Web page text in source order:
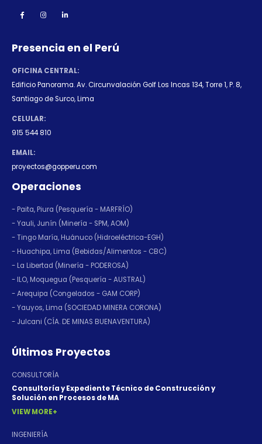
Presencia en el Perú
OFICINA CENTRAL:
Edificio Panorama. Av. Circunvalación Golf Los Incas 134, Torre 1, P. 8,
Santiago de Surco, Lima
CELULAR:
915 544 810
EMAIL:
proyectos@gopperu.com
Operaciones
- Paita, Piura (Pesquería - MARFRÍO)
- Yauli, Junín (Minería - SPM, AOM)
- Tingo María, Huánuco (Hidroeléctrica-EGH)
- Huachipa, Lima (Bebidas/Alimentos - CBC)
- La Libertad (Minería - PODEROSA)
- ILO, Moquegua (Pesquería - AUSTRAL)
- Arequipa (Congelados - GAM CORP)
- Yauyos, Lima (SOCIEDAD MINERA CORONA)
- Julcani (CÍA. DE MINAS BUENAVENTURA)
Últimos Proyectos
CONSULTORÍA
Consultoría y Expediente Técnico de Construcción y
Solución en Procesos de MA
VIEW MORE
INGENIERÍA